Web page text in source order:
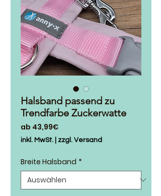
Halsband passend zu
Trendfarbe Zuckerwatte
ab 43,99€Sale-
Preis
inkl. MwSt. zzgl. Versand
Breite Halsband *